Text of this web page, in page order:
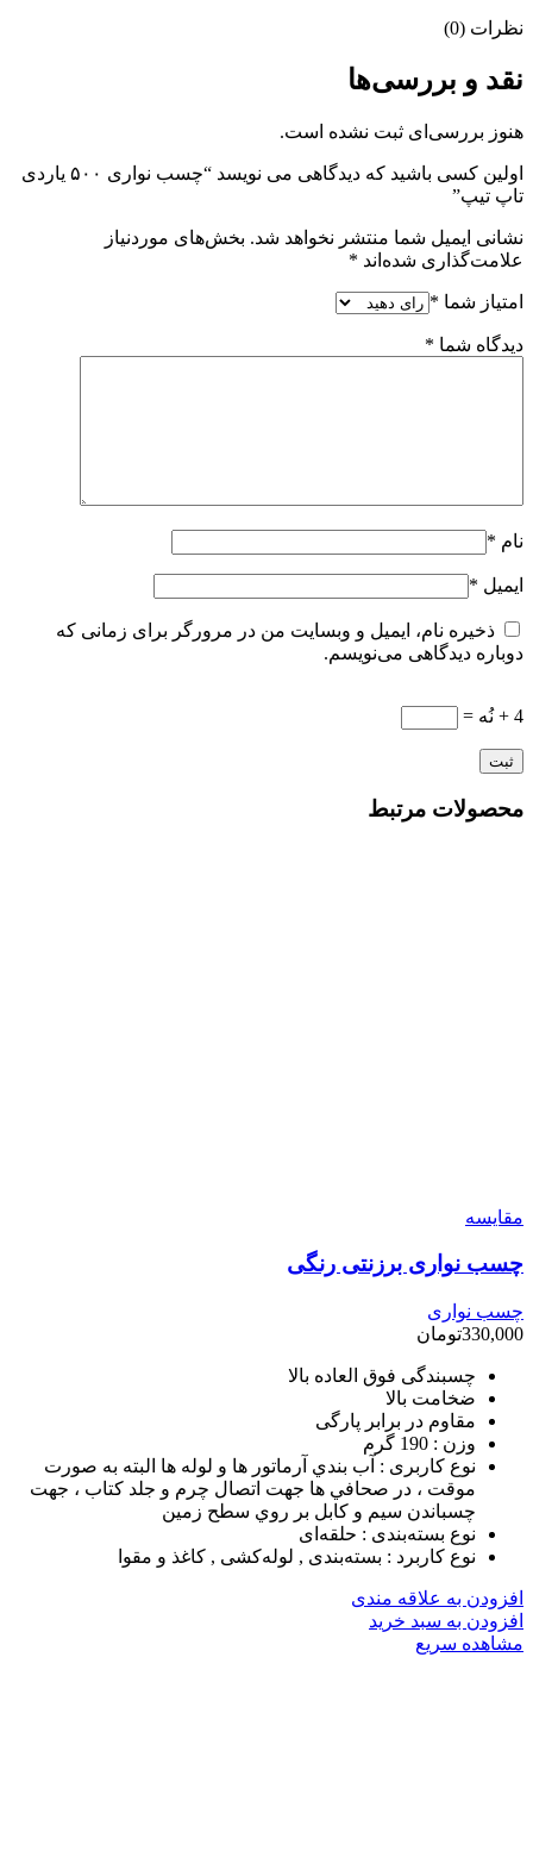
نظرات (0)
نقد و بررسی‌ها
هنوز بررسی‌ای ثبت نشده است.
اولین کسی باشید که دیدگاهی می نویسد “چسب نواری ۵۰۰ یاردی
تاپ تیپ”
نشانی ایمیل شما منتشر نخواهد شد. بخش‌های موردنیاز
علامت‌گذاری شده‌اند *
امتیاز شما *
دیدگاه شما *
نام *
ایمیل *
ذخیره نام، ایمیل و وبسایت من در مرورگر برای زمانی که
دوباره دیدگاهی می‌نویسم.
4 + نُه =
محصولات مرتبط
مقایسه
چسب نواری برزنتی رنگی
چسب نواری
330,000تومان
چسبندگی فوق العاده بالا
ضخامت بالا
مقاوم در برابر پارگی
وزن : 190 گرم
نوع کاربری : آب بندي آرماتور ها و لوله ها البته به صورت
موقت ، در صحافي ها جهت اتصال چرم و جلد كتاب ، جهت
چسباندن سيم و كابل بر روي سطح زمين
نوع بسته‌بندی : حلقه‌ای
نوع کاربرد : بسته‌بندی , لوله‌کشی , کاغذ و مقوا
افزودن به علاقه مندی
افزودن به سبد خرید
مشاهده سریع